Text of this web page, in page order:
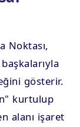
Noktası,
gösterir.
kurtulup
alanı işaret